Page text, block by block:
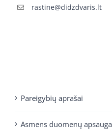
rastine@didzdvaris.lt
Pareigybių aprašai
Asmens duomenų apsauga